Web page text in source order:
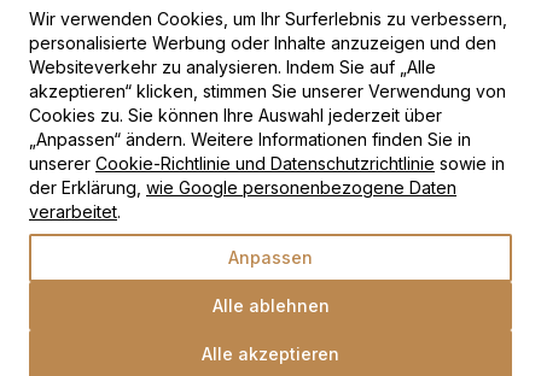
Wähle eine Option
Unsere Teppiche
Moderne Teppiche
Vintage Teppiche
Shaggy Teppiche
Kinderteppiche
Zahlungsarten
Wir verwenden Cookies, um Ihr Surferlebnis zu verbessern,
personalisierte Werbung oder Inhalte anzuzeigen und den
Websiteverkehr zu analysieren. Indem Sie auf „Alle
akzeptieren“ klicken, stimmen Sie unserer Verwendung von
Cookies zu. Sie können Ihre Auswahl jederzeit über
„Anpassen“ ändern. Weitere Informationen finden Sie in
unserer Cookie-Richtlinie und Datenschutzrichtlinie sowie in
der Erklärung, wie Google personenbezogene Daten
verarbeitet.
Anpassen
Alle ablehnen
Alle akzeptieren